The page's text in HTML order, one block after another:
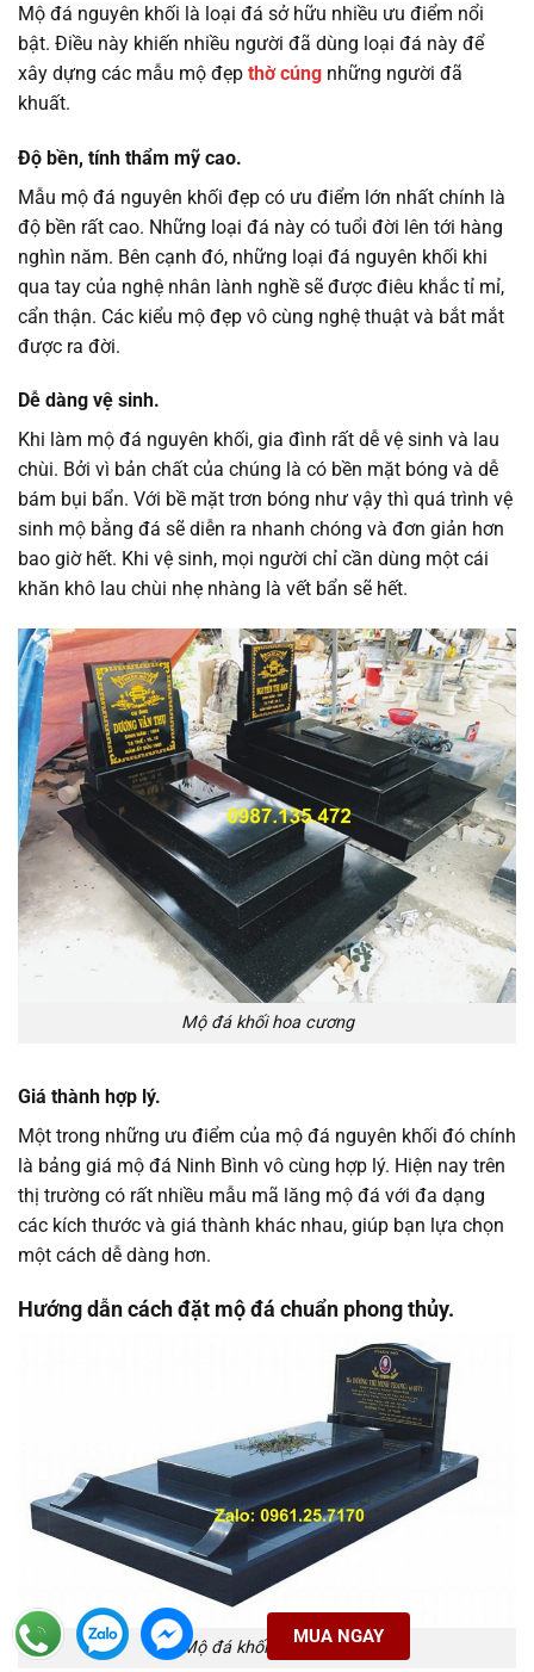
Mộ đá nguyên khối là loại đá sở hữu nhiều ưu điểm nổi
bật. Điều này khiến nhiều người đã dùng loại đá này để
xây dựng các mẫu mộ đẹp thờ cúng những người đã
khuất.
Độ bền, tính thẩm mỹ cao.
Mẫu mộ đá nguyên khối đẹp có ưu điểm lớn nhất chính là
độ bền rất cao. Những loại đá này có tuổi đời lên tới hàng
nghìn năm. Bên cạnh đó, những loại đá nguyên khối khi
qua tay của nghệ nhân lành nghề sẽ được điêu khắc tỉ mỉ,
cẩn thận. Các kiểu mộ đẹp vô cùng nghệ thuật và bắt mắt
được ra đời.
Dễ dàng vệ sinh.
Khi làm mộ đá nguyên khối, gia đình rất dễ vệ sinh và lau
chùi. Bởi vì bản chất của chúng là có bền mặt bóng và dễ
bám bụi bẩn. Với bề mặt trơn bóng như vậy thì quá trình vệ
sinh mộ bằng đá sẽ diễn ra nhanh chóng và đơn giản hơn
bao giờ hết. Khi vệ sinh, mọi người chỉ cần dùng một cái
khăn khô lau chùi nhẹ nhàng là vết bẩn sẽ hết.
Mộ đá khối hoa cương
Giá thành hợp lý.
Một trong những ưu điểm của mộ đá nguyên khối đó chính
là bảng giá mộ đá Ninh Bình vô cùng hợp lý. Hiện nay trên
thị trường có rất nhiều mẫu mã lăng mộ đá với đa dạng
các kích thước và giá thành khác nhau, giúp bạn lựa chọn
một cách dễ dàng hơn.
Hướng dẫn cách đặt mộ đá chuẩn phong thủy.
Mộ đá khối hoa cương
MUA NGAY